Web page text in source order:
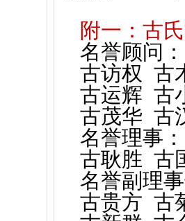
附一：古
名誉顾问：
古访权 古
古运辉 古
古茂华 古
名誉理事：
古耿胜 古
名誉副理
古贵方 古